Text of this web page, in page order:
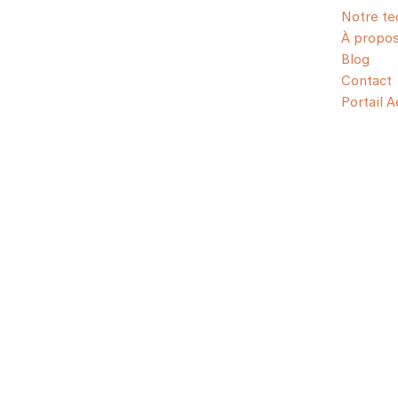
Notre
À propos
Blog
Contact
Portail